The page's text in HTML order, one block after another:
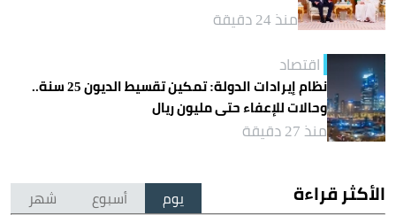
منذ 24 دقيقة
اقتصاد
نظام إيرادات الدولة: تمكين تقسيط الديون 25 سنة..
وحالات للإعفاء حتى مليون ريال
منذ 27 دقيقة
الأكثر قراءة يوم أسبوع شهر